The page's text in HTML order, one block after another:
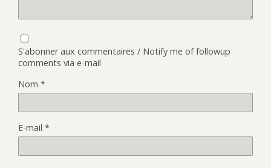
S'abonner aux commentaires / Notify me of followup
comments via e-mail
Nom *
E-mail *